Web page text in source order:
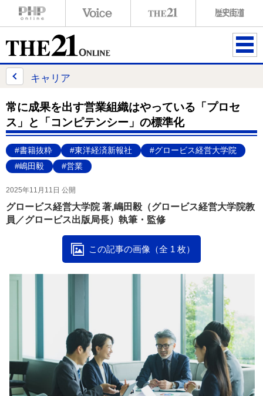
ME
キャリア
常に成果を出す営業組織はやっている「プロセ
ス」と「コンピテンシー」の標準化
#書籍抜粋 #東洋経済新報社
#グロービス経営大学院
#嶋田毅
#営業
2025年11月11日 公開
グロービス経営大学院 著,嶋田毅（グロービス経営大学院教
員／グロービス出版局長）執筆・監修
この記事の画像（全 1 枚）